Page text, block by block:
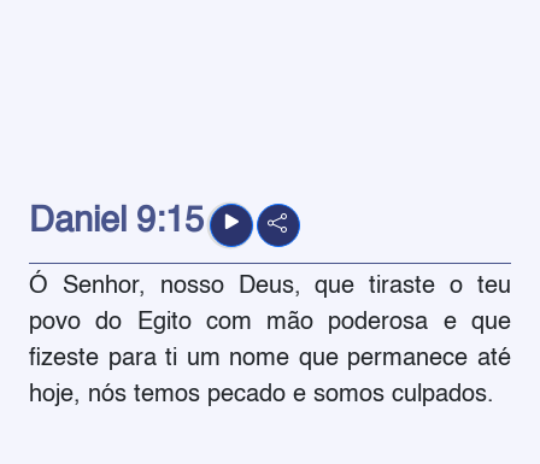
Daniel 9:15
Ó Senhor, nosso Deus, que tiraste o teu
povo do Egito com mão poderosa e que
fizeste para ti um nome que permanece até
hoje, nós temos pecado e somos culpados.